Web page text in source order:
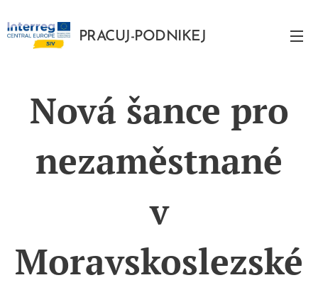
PRACUJ-PODNIKEJ
Nová šance pro
nezaměstnané
v
Moravskoslezské